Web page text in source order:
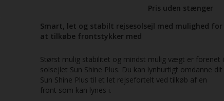
Pris uden stænger
Smart, let og stabilt rejsesolsejl med mulighed for
at tilkøbe frontstykker med
Størst mulig stabilitet og mindst mulig vægt er forenet i
solsejlet Sun Shine Plus. Du kan lynhurtigt omdanne dit
Sun Shine Plus til et let rejsefortelt ved tilkøb af en
front som kan lynes i.